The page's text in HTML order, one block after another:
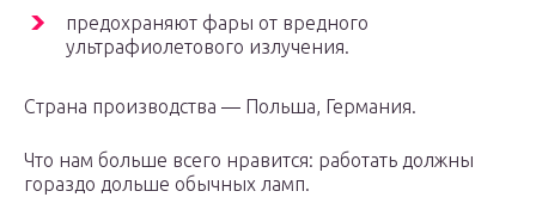
предохраняют фары от вредного
ультрафиолетового излучения.
Страна производства — Польша, Германия.
Что нам больше всего нравится: работать должны
гораздо дольше обычных ламп.